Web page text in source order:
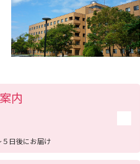
内
日後にお届け